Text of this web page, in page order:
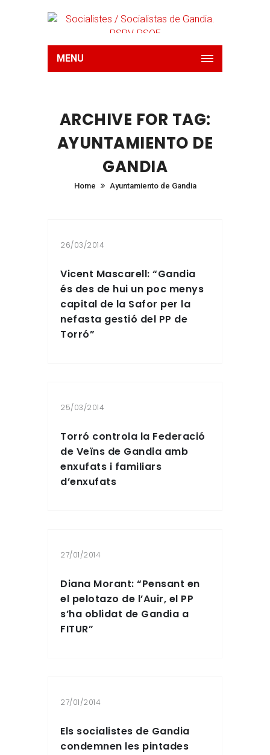
MENU
ARCHIVE FOR TAG:
AYUNTAMIENTO DE
GANDIA
Home Ayuntamiento de Gandia
26/03/2014
Vicent Mascarell: “Gandia
és des de hui un poc menys
capital de la Safor per la
nefasta gestió del PP de
Torró”
25/03/2014
Torró controla la Federació
de Veïns de Gandia amb
enxufats i familiars
d’enxufats
27/01/2014
Diana Morant: “Pensant en
el pelotazo de l’Auir, el PP
s’ha oblidat de Gandia a
FITUR”
27/01/2014
Els socialistes de Gandia
condemnen les pintades